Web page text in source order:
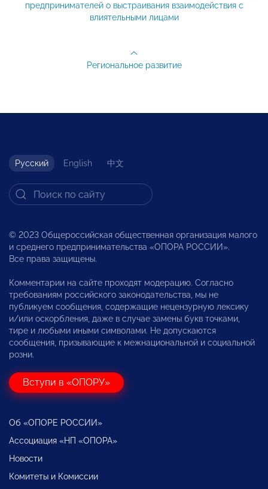
предпринимателей о выстраивания взаимодействия с
влиятельными лицами
Региональное развитие
Русский English 中文
© 2023 Общероссийская общественная организация малого
и среднего предпринимательства «ОПОРА РОССИИ».
Все права защищены.
Комментарии на сайте проходят модерацию. Согласно
требованиям российского законодательства, мы не
публикуем сообщения, содержащие нецензурную лексику
и/или оскорбления, даже в случае замены букв точками,
тире и любыми иными символами. Не допускаются
сообщения, призывающие к межнациональной и социальной
розни.
Вступи в «ОПОРУ»
Об «ОПОРЕ РОССИИ»
Ассоциация «НП «ОПОРА»
Новости
Комитеты и Комиссии